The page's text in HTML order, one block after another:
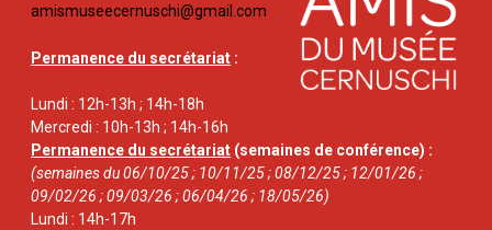
amismuseecernuschi@gmail.com
Permanence du secrétariat :
Lundi : 12h-13h ; 14h-18h
Mercredi : 10h-13h ; 14h-16h
Permanence du secrétariat (semaines de conférence) :
(semaines du 06/10/25 ; 10/11/25 ; 08/12/25 ; 12/01/26 ;
09/02/26 ; 09/03/26 ; 06/04/26 ; 18/05/26)
Lundi : 14h-17h